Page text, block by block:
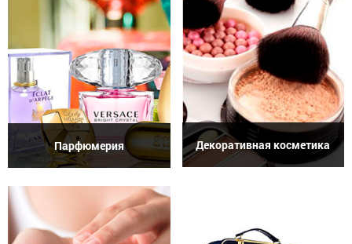
Парфюмерия Декоративная косметика